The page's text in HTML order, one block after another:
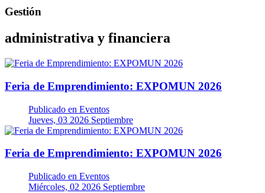
Gestión
administrativa y financiera
Feria de Emprendimiento: EXPOMUN 2026
Publicado en Eventos
Jueves, 03 2026 Septiembre
Feria de Emprendimiento: EXPOMUN 2026
Publicado en Eventos
Miércoles, 02 2026 Septiembre